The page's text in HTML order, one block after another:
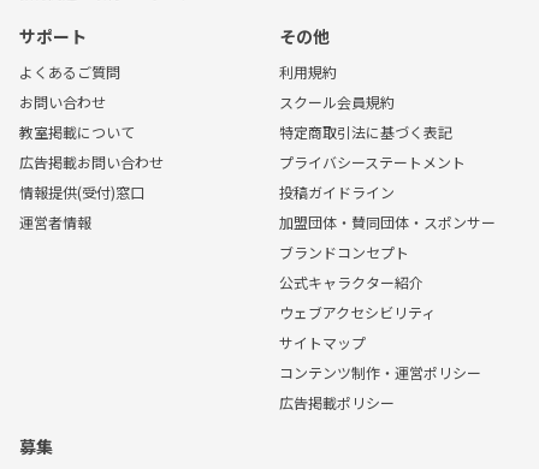
サポート
よくあるご質問
お問い合わせ
教室掲載について
広告掲載お問い合わせ
情報提供(受付)窓口
運営者情報
その他
利用規約
スクール会員規約
特定商取引法に基づく表記
プライバシーステートメント
投稿ガイドライン
加盟団体・賛同団体・スポンサー
ブランドコンセプト
公式キャラクター紹介
ウェブアクセシビリティ
サイトマップ
コンテンツ制作・運営ポリシー
広告掲載ポリシー
募集